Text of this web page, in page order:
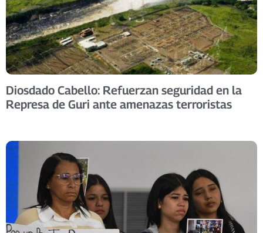
Diosdado Cabello: Refuerzan seguridad en la
Represa de Guri ante amenazas terroristas